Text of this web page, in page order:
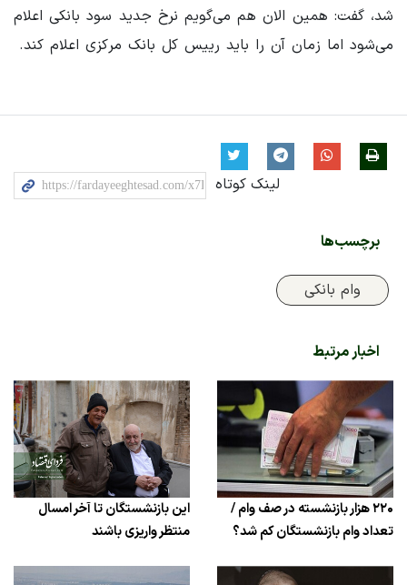
شد، گفت: همین الان هم می‌گویم نرخ جدید سود بانکی اعلام
می‌شود اما زمان آن را باید رییس کل بانک مرکزی اعلام کند.
لینک کوتاه
برچسب‌ها
وام بانکی
اخبار مرتبط
۲۲۰ هزار بازنشسته در صف وام /
تعداد وام بازنشستگان کم شد؟
این بازنشستگان تا آخر امسال
منتظر واریزی باشند